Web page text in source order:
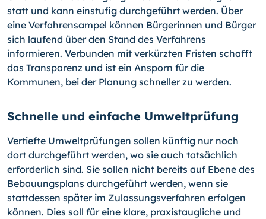
statt und kann einstufig durchgeführt werden. Über
eine Verfahrensampel können Bürgerinnen und Bürger
sich laufend über den Stand des Verfahrens
informieren. Verbunden mit verkürzten Fristen schafft
das Transparenz und ist ein Ansporn für die
Kommunen, bei der Planung schneller zu werden.
Schnelle und einfache Umweltprüfung
Vertiefte Umweltprüfungen sollen künftig nur noch
dort durchgeführt werden, wo sie auch tatsächlich
erforderlich sind. Sie sollen nicht bereits auf Ebene des
Bebauungsplans durchgeführt werden, wenn sie
stattdessen später im Zulassungsverfahren erfolgen
können. Dies soll für eine klare, praxistaugliche und